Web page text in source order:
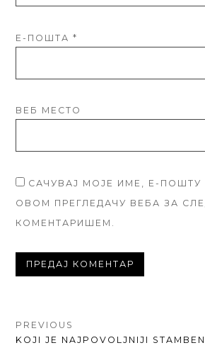
Е-ПОШТА*
ВЕБ МЕСТО
САЧУВАЈ МОЈЕ ИМЕ, Е-ПОШТУ
ОВОМ ПРЕГЛЕДАЧУ ВЕБА ЗА
КОМЕНТАРИШЕМ.
КРЕТАЊЕ
ЧЛАНКА
PREVIOUS
PREVIOUS
KOJI JE NAJPOVOLJNIJI